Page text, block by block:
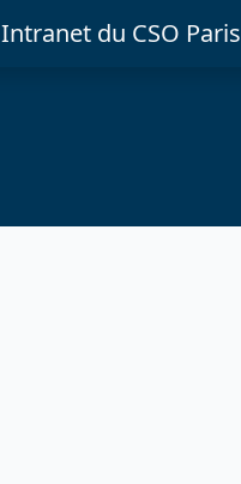
Intranet du CSO Paris